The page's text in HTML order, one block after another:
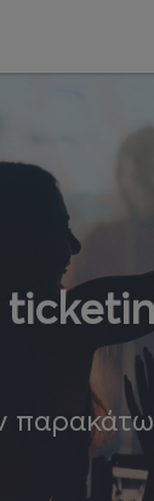
παρακάτω